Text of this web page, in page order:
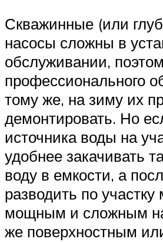
Скважинные (или
насосы сложны в
обслуживании,
профессионального
тому же, на зиму их
демонтировать. Но
источника воды на
удобнее закачивать
воду в емкости, а
разводить по участку
мощным и сложным
же поверхностным